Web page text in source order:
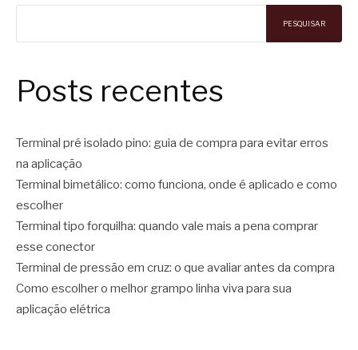
PESQUISAR
Posts recentes
Terminal pré isolado pino: guia de compra para evitar erros
na aplicação
Terminal bimetálico: como funciona, onde é aplicado e como
escolher
Terminal tipo forquilha: quando vale mais a pena comprar
esse conector
Terminal de pressão em cruz: o que avaliar antes da compra
Como escolher o melhor grampo linha viva para sua
aplicação elétrica